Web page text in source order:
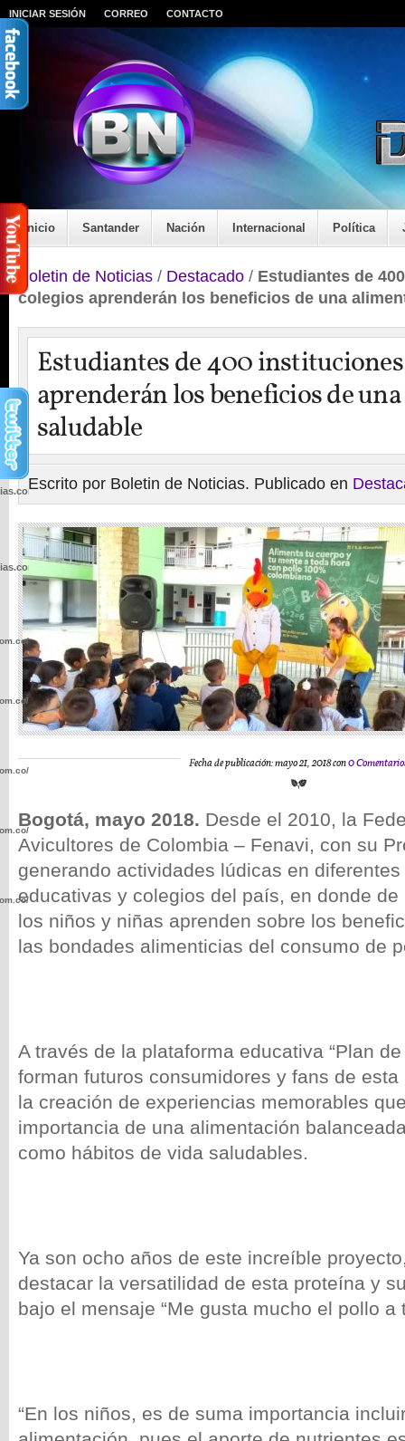
INICIAR SESIÓN CORREO CONTACTO
Inicio Santander Nación Internacional Política
Boletin de Noticias / Destacado / Estudiantes de
colegios aprenderán los beneficios de una
Estudiantes de 400
aprenderán los beneficios de
saludable
Escrito por Boletin de Noticias. Publicado en
Fecha de publicación: mayo 21, 2018 con0
Bogotá, mayo 2018. Desde el 2010, la
Avicultores de Colombia – Fenavi, con su
generando actividades lúdicas en
educativas y colegios del país, en donde
los niños y niñas aprenden sobre los
las bondades alimenticias del consumo de
A través de la plataforma educativa “Plan
forman futuros consumidores y fans de
la creación de experiencias memorables
importancia de una alimentación
como hábitos de vida saludables.
Ya son ocho años de este increíble
destacar la versatilidad de esta proteína y
bajo el mensaje “Me gusta mucho el pollo a
“En los niños, es de suma importancia
wp-
wp-
wp-
wp-
wp-
wp-
wp-
wp-